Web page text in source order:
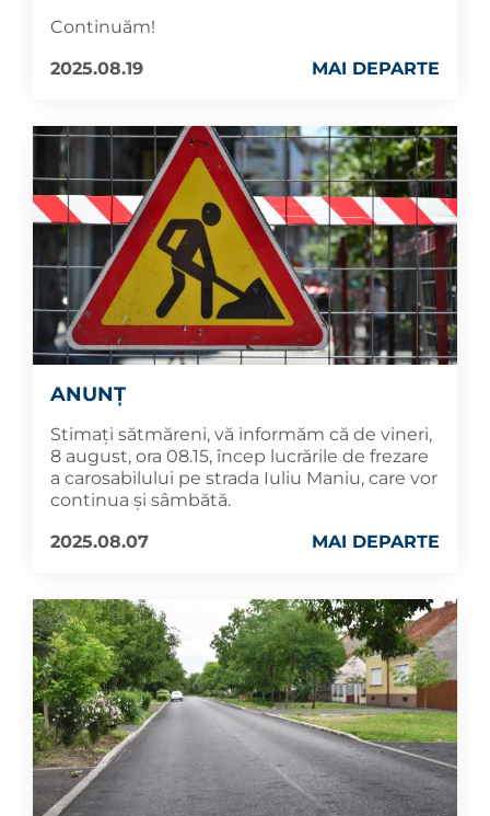
Continuăm!
2025.08.19
MAI DEPARTE
ANUNȚ
Stimați sătmăreni, vă informăm că de vineri,
8 august, ora 08.15, încep lucrările de frezare
a carosabilului pe strada Iuliu Maniu, care vor
continua și sâmbătă.
2025.08.07
MAI DEPARTE